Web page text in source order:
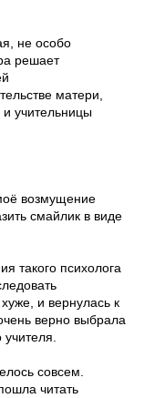
не особо
решает
матери,
и учительницы
возмущение
смайлик в виде
такого психолога
и вернулась к
верно выбрала
учителя.
совсем.
читать